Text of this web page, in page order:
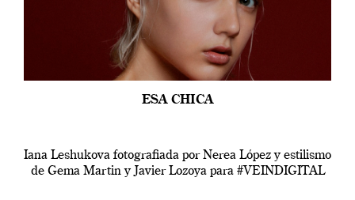
ESA CHICA
Iana Leshukova fotografiada por Nerea López y estilismo
de Gema Martin y Javier Lozoya para #VEINDIGITAL